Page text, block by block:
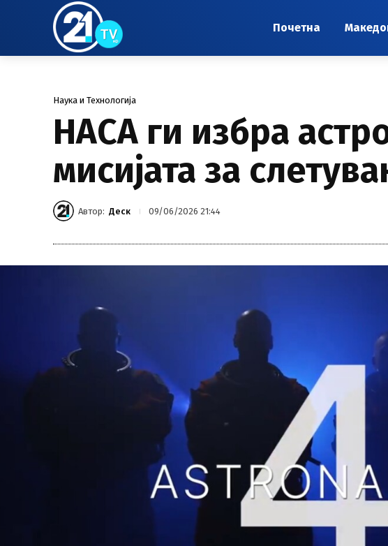
Почетна
Наука и Технологија
НАСА ги избра
мисијата за
Автор: Деск 09/06/2026 21:44